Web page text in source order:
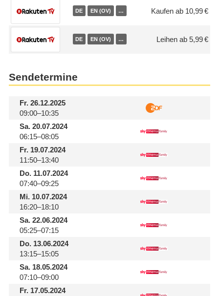
DE EN (OV) … Kaufen ab 10,99 €
DE EN (OV) … Leihen ab 5,99 €
Sendetermine
Fr.26.12.2025
09:00–10:35
Sa.20.07.2024
06:15–08:05
Fr.19.07.2024
11:50–13:40
Do.11.07.2024
07:40–09:25
Mi.10.07.2024
16:20–18:10
Sa.22.06.2024
05:25–07:15
Do.13.06.2024
13:15–15:05
Sa.18.05.2024
07:10–09:00
Fr.17.05.2024